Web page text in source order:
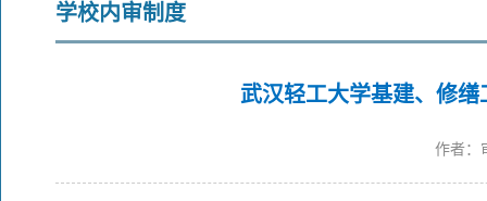
学校内审制度
武汉轻工大学基建、修
作者：